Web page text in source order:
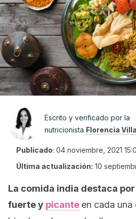
Escrito y verificado por la
nutricionista Florencia
Publicado: 04 noviembre, 2021
Última actualización: 10
La comida india destaca
fuerte y picante en cada una